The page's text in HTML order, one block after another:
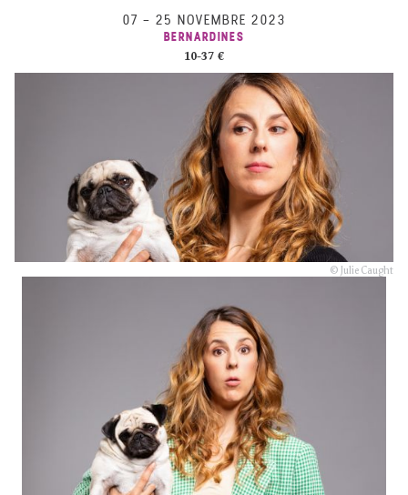
07 – 25 NOVEMBRE 2023
BERNARDINES
10-37 €
© Julie Caught